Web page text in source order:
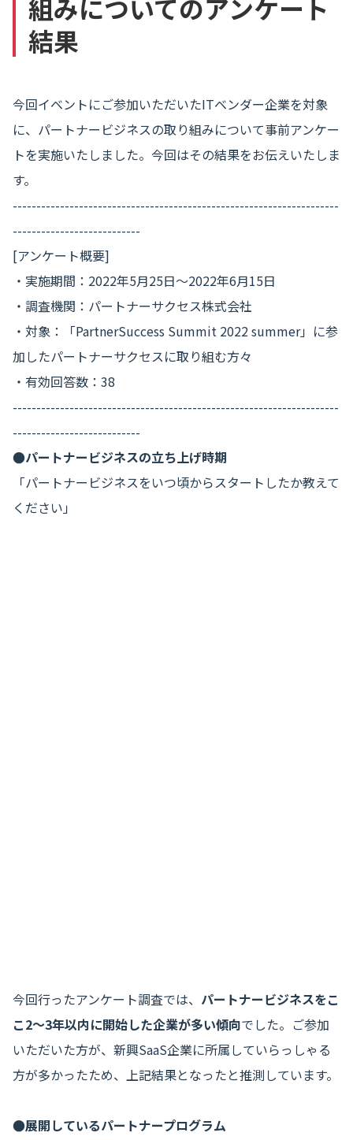
組みについてのアンケート
結果
今回イベントにご参加いただいたITベンダー企業を対象
に、パートナービジネスの取り組みについて事前アンケー
トを実施いたしました。今回はその結果をお伝えいたしま
す。
---------------------------------------------------------------------
---------------------------
[アンケート概要]
・実施期間：2022年5月25日～2022年6月15日
・調査機関：パートナーサクセス株式会社
・対象：「PartnerSuccess Summit 2022 summer」に参
加したパートナーサクセスに取り組む方々
・有効回答数：38
---------------------------------------------------------------------
---------------------------
●パートナービジネスの立ち上げ時期
「パートナービジネスをいつ頃からスタートしたか教えて
ください」
今回行ったアンケート調査では、 パートナービジネスをこ
こ2〜3年以内に開始した企業が多い傾向でした。ご参加
いただいた方が、新興SaaS企業に所属していらっしゃる
方が多かったため、上記結果となったと推測しています。
●展開しているパートナープログラム